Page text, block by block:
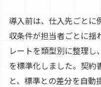
導入前は、仕入先ごとに
収条件が担当者ごとに揺
レートを類型別に整理
を標準化しました。契約
と、標準との差分を自動